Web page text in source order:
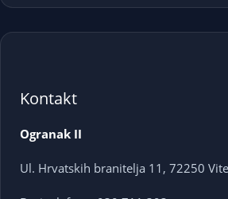
Kontakt
Ogranak II
Ul. Hrvatskih branitelja 11, 72250